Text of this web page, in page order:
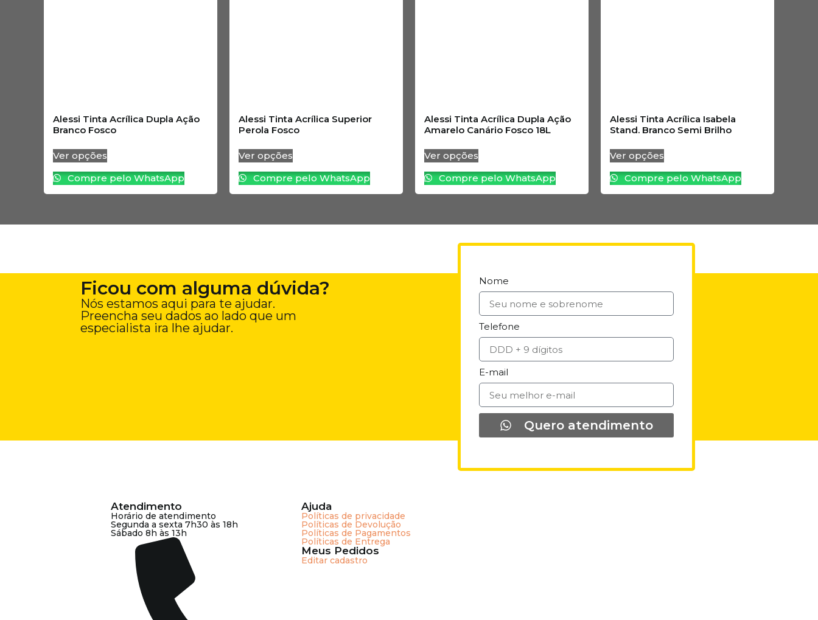
Alessi Tinta Acrílica Dupla Ação
Branco Fosco
Ver opções
Compre pelo WhatsApp
Alessi Tinta Acrílica Superior
Perola Fosco
Ver opções
Compre pelo WhatsApp
Alessi Tinta Acrílica Dupla Ação
Amarelo Canário Fosco 18L
Ver opções
Compre pelo WhatsApp
Alessi Tinta Acrílica Isabela
Stand. Branco Semi Brilho
Ver opções
Compre pelo WhatsApp
Ficou com alguma dúvida?
Nós estamos aqui para te ajudar.
Preencha seu dados ao lado que um
especialista ira lhe ajudar.
Nome
Telefone
E-mail
Quero atendimento
Atendimento
Horário de atendimento
Segunda a sexta 7h30 às 18h
Sábado 8h às 13h
Ajuda
Políticas de privacidade
Políticas de Devolução
Políticas de Pagamentos
Políticas de Entrega
Meus Pedidos
Editar cadastro